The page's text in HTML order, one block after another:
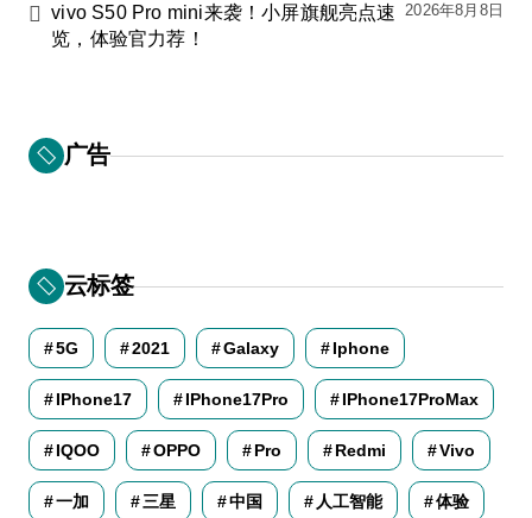
vivo S50 Pro mini来袭！小屏旗舰亮点速
览，体验官力荐！
2026年8月8日
广告
云标签
5G 2021 Galaxy Iphone
IPhone17 IPhone17Pro IPhone17ProMax
IQOO OPPO Pro Redmi Vivo
一加 三星 中国 人工智能 体验